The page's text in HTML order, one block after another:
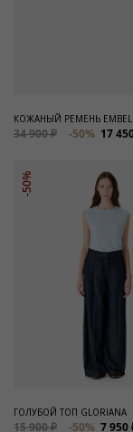
КОЖАНЫЙ РЕМЕНЬ
34 900 ₽ -50% 17
-50%
ГОЛУБОЙ ТОП GLORIANA
15 900 ₽ -50% 7 950